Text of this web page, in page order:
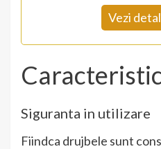
Vezi
Siguranta in utilizare
Fiindca drujbele sunt